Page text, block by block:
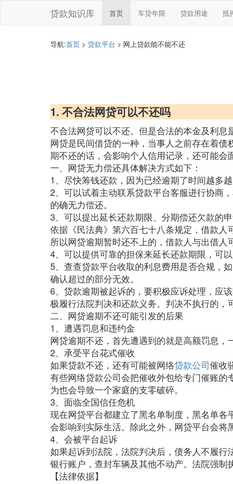
贷款知识库 首页 车贷年限 贷款用途 抵
导航:首页 > 贷款平台 > 网上贷款能不能不还
1. 不合法网贷可以不还吗
不合法网贷可以不还。但是合法的本金及利息
网贷是民间借贷的一种，当事人之前存在着
期不还的话，会影响个人信用记录，还可能会
一、网贷无力偿还具体解决方式如下：
1、尽快筹钱还款，因为已经逾期了时间越多
2、可以试着主动联系贷款平台客服进行协商
的确无力偿还。
3、可以提出延长还款期限、分期偿还欠款的
依据《民法典》第六百七十八条规定，借款人
所以网贷逾期暂时还不上的，借款人与出借人
4、可以提供可靠的担保来延长还款期限，可
5、查查贷款平台收取的利息费用是否合规，
确认超过的部分无效。
6、贷款逾期被起诉的，要积极应诉处理，应
极履行法院判决和还款义务。判决不执行的，
二、网贷逾期不还可能引发的后果
1、遭遇罚息和违约金
网贷逾期不还，首先遭遇到的就是高额罚息，
2、承受平台花式催收
如果贷款不还，还有可能被网络贷款公司催收
有些网络贷款公司会把催收外包给专门催账的
为也会导致一个家庭的支零破碎。
3、面临全国信任危机
现在网贷平台都建立了黑名单制度，黑名单
会影响到实际生活。除此之外，网贷平台会将
4、会被平台起诉
如果起诉到法院，法院判决后，债务人不履
银行账户，查封车辆及其他不动产。法院强制
【法律依据】